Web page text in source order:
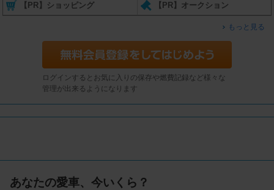
【PR】ショッピング 【PR】オークション
もっと見る
ログインするとお気に入りの保存や燃費記録など様々な
管理が出来るようになります
あなたの愛車、今いくら？